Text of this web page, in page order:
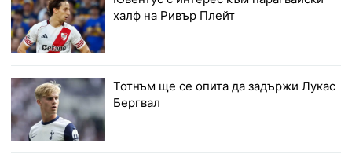
халф на Ривър Плейт
Тотнъм ще се опита да задържи Лукас
Бергвал